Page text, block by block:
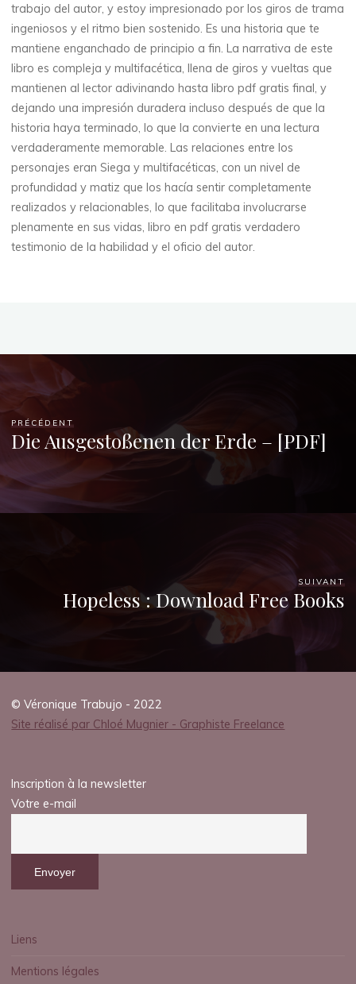
trabajo del autor, y estoy impresionado por los giros de trama
ingeniosos y el ritmo bien sostenido. Es una historia que te
mantiene enganchado de principio a fin. La narrativa de este
libro es compleja y multifacética, llena de giros y vueltas que
mantienen al lector adivinando hasta libro pdf gratis final, y
dejando una impresión duradera incluso después de que la
historia haya terminado, lo que la convierte en una lectura
verdaderamente memorable. Las relaciones entre los
personajes eran Siega y multifacéticas, con un nivel de
profundidad y matiz que los hacía sentir completamente
realizados y relacionables, lo que facilitaba involucrarse
plenamente en sus vidas, libro en pdf gratis verdadero
testimonio de la habilidad y el oficio del autor.
PRÉCÉDENT
Die Ausgestoßenen der Erde – [PDF]
SUIVANT
Hopeless : Download Free Books
© Véronique Trabujo - 2022
Site réalisé par Chloé Mugnier - Graphiste Freelance
Inscription à la newsletter
Votre e-mail
Liens
Mentions légales